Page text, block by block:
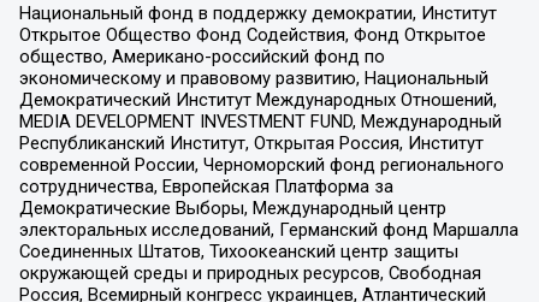
Национальный фонд в поддержку демократии, Институт
Открытое Общество Фонд Содействия, Фонд Открытое
общество, Американо-российский фонд по
экономическому и правовому развитию, Национальный
Демократический Институт Международных Отношений,
MEDIA DEVELOPMENT INVESTMENT FUND, Международный
Республиканский Институт, Открытая Россия, Институт
современной России, Черноморский фонд регионального
сотрудничества, Европейская Платформа за
Демократические Выборы, Международный центр
электоральных исследований, Германский фонд Маршалла
Соединенных Штатов, Тихоокеанский центр защиты
окружающей среды и природных ресурсов, Свободная
Россия, Всемирный конгресс украинцев, Атлантический